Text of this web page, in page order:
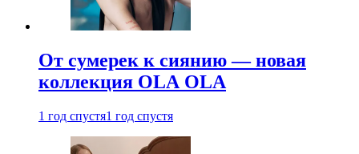
От сумерек к сиянию — новая
коллекция OLA OLA
1 год спустя1 год спустя